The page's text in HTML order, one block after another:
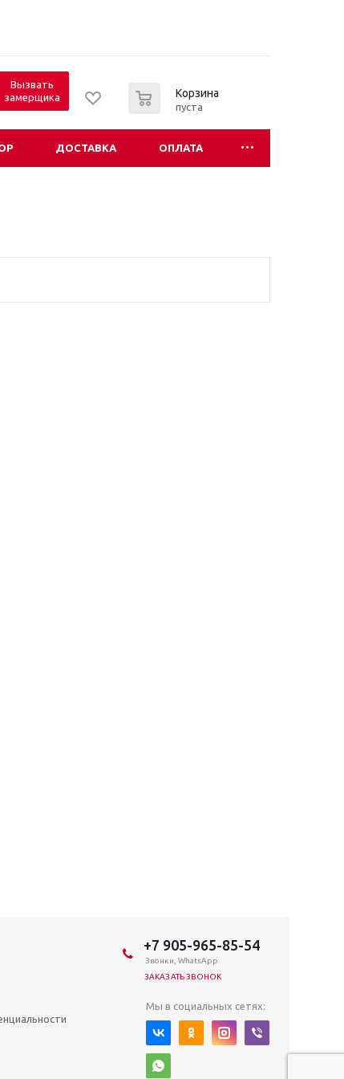
Вызвать
замерщика
Корзина
пуста
ДОСТАВКА ОПЛАТА
+7 905-965-85-54
Звонки, WhatsApp
ЗАКАЗАТЬ ЗВОНОК
Мы в социальных сетях: